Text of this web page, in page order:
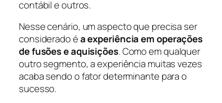
contábil e outros.
Nesse cenário, um aspecto que precisa ser
considerado éa experiência em operações
de fusões e aquisições. Como em qualquer
outro segmento, a experiência muitas vezes
acaba sendo o fator determinante para o
sucesso.